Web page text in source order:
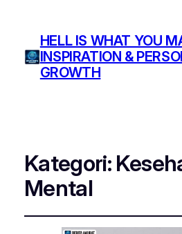
HELL IS WHAT YOU
INSPIRATION &
GROWTH
Kategori:
Mental